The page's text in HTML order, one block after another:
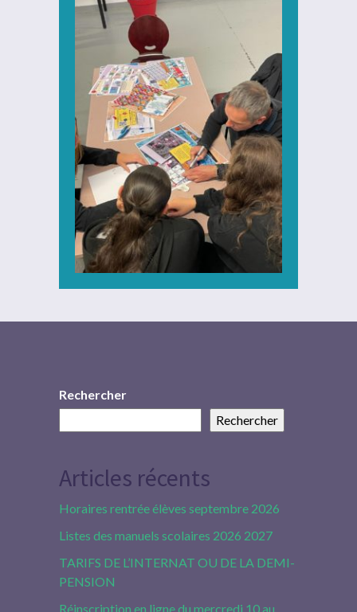
Rechercher
Rechercher
Articles récents
Horaires rentrée élèves septembre 2026
Listes des manuels scolaires 2026 2027
TARIFS DE L’INTERNAT OU DE LA DEMI-
PENSION
Réinscription en ligne du mercredi 10 au